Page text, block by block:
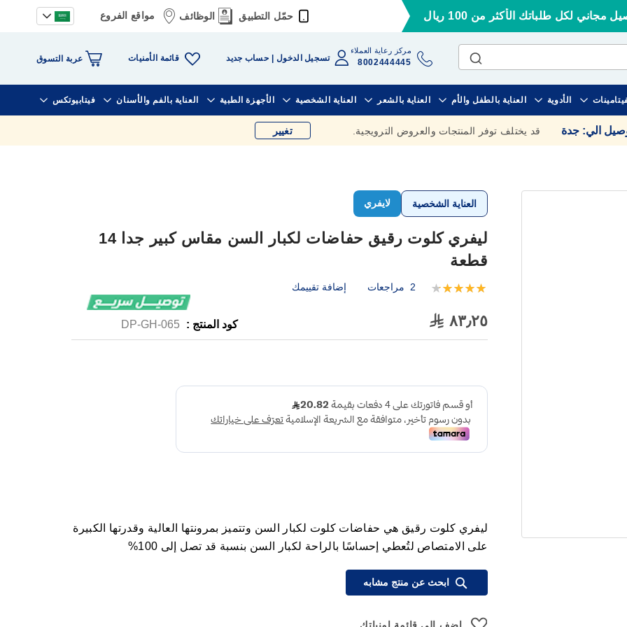
مجاني لكل طلباتك الأكثر من 100 ريال حمّل التطبيق الوظائف مواقع الفروع
مركز رعاية العملاء
8002444445 تسجيل الدخول حساب جديد قائمة الأمنيات عربة التسوق
الأدوية العناية بالطفل والأم العناية بالشعر العناية الشخصية الأجهزة الطبية العناية بالفم والأسنان فيتابيوتكس
الي: جدة قد يختلف توفر المنتجات والعروض الترويجية. تغيير
العناية الشخصية لايفري
ليفري كلوت رقيق حفاضات لكبار السن مقاس كبير جدا 14
قطعة
تقييم:
2 مراجعات إضافة تقييمك
٨٣٫٢٥ كود المنتج : DP-GH-065
ليفري كلوت رقيق هي حفاضات كلوت لكبار السن وتتميز بمرونتها العالية وقدرتها الكبيرة
على الامتصاص لتُعطي إحساسًا بالراحة لكبار السن بنسبة قد تصل إلى 100%
ابحث عن منتج مشابه